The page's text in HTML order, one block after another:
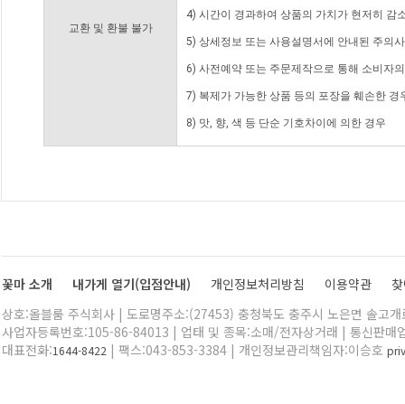
교환 및 환불 불가
4) 시간이 경과하여 상품의 가치가 현저히 감
5) 상세정보 또는 사용설명서에 안내된 주의
6) 사전예약 또는 주문제작으로 통해 소비자
7) 복제가 가능한 상품 등의 포장을 훼손한 경
8) 맛, 향, 색 등 단순 기호차이에 의한 경우
꽃마 소개 내가게 열기(입점안내) 개인정보처리방침 이용약관
상호:올블룸 주식회사 | 도로명주소:(27453) 충청북도 충주시 노은면 솔고
사업자등록번호:105-86-84013 | 업태 및 종목:소매/전자상거래 | 통신판매
대표전화:1644-8422 | 팩스:043-853-3384 | 개인정보관리책임자:이승호